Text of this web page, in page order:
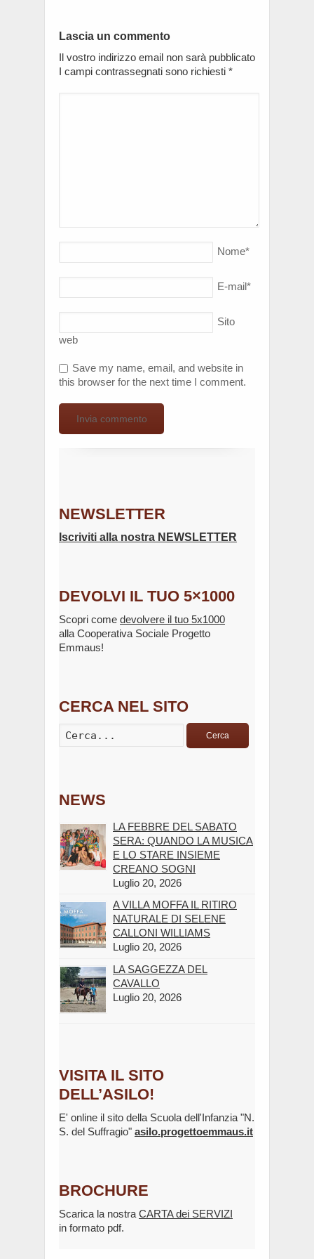
Lascia un commento
Il vostro indirizzo email non sarà pubblicato
I campi contrassegnati sono richiesti *
Nome*
E-mail*
Sito
web
Save my name, email, and website in
this browser for the next time I comment.
NEWSLETTER
Iscriviti alla nostra NEWSLETTER
DEVOLVI IL TUO 5×1000
Scopri come devolvere il tuo 5x1000
alla Cooperativa Sociale Progetto
Emmaus!
CERCA NEL SITO
Cerca
NEWS
LA FEBBRE DEL SABATO
SERA: QUANDO LA MUSICA
E LO STARE INSIEME
CREANO SOGNI
Luglio 20, 2026
A VILLA MOFFA IL RITIRO
NATURALE DI SELENE
CALLONI WILLIAMS
Luglio 20, 2026
LA SAGGEZZA DEL
CAVALLO
Luglio 20, 2026
VISITA IL SITO
DELL’ASILO!
E' online il sito della Scuola dell'Infanzia "N.
S. del Suffragio" asilo.progettoemmaus.it
BROCHURE
Scarica la nostra CARTA dei SERVIZI
in formato pdf.